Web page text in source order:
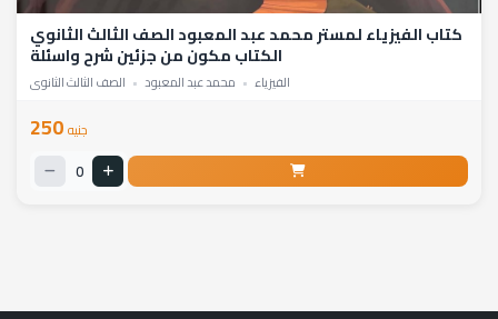
كتاب الفيزياء لمستر محمد عبد المعبود الصف الثالث الثانوي
الكتاب مكون من جزئين شرح واسئلة
الفيزياء • محمد عبد المعبود • الصف الثالث الثانوي
250 جنيه
0